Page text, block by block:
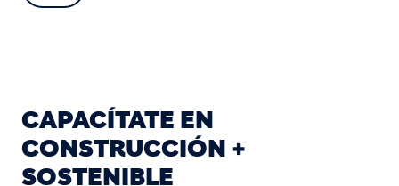
CAPACÍTATE EN
CONSTRUCCIÓN +
SOSTENIBLE